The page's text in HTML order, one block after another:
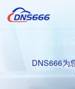
DNS666为